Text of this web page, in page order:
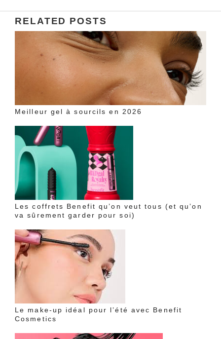
RELATED POSTS
Meilleur gel à sourcils en 2026
Les coffrets Benefit qu’on veut tous (et qu’on
va sûrement garder pour soi)
Le make-up idéal pour l’été avec Benefit
Cosmetics